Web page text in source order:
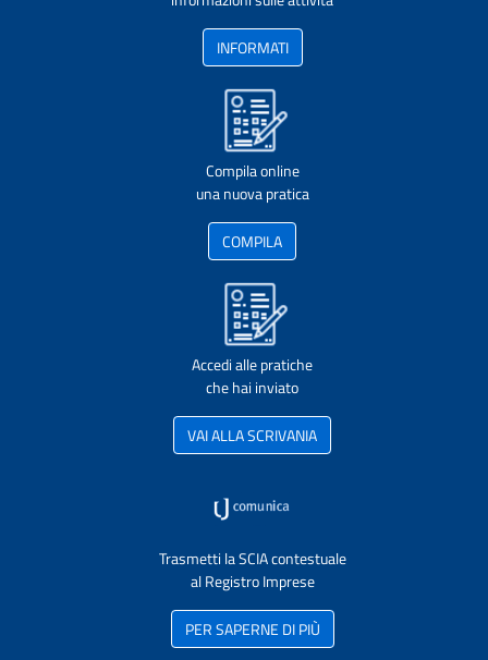
INFORMATI
Compila online
una nuova pratica
COMPILA
Accedi alle pratiche
che hai inviato
VAI ALLA SCRIVANIA
Trasmetti la SCIA contestuale
al Registro Imprese
PER SAPERNE DI PIÙ